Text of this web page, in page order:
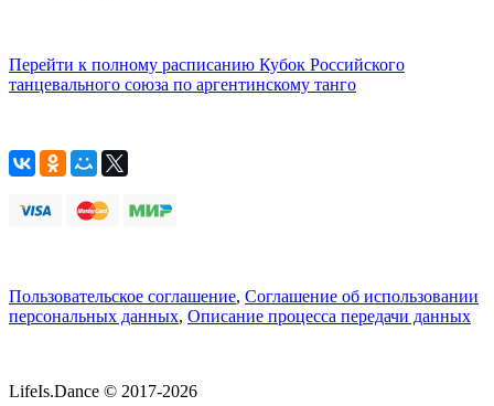
Перейти к полному расписанию Кубок Российского
танцевального союза по аргентинскому танго
Пользовательское соглашение, Соглашение об использовании
персональных данных, Описание процесса передачи данных
LifeIs.Dance © 2017-2026